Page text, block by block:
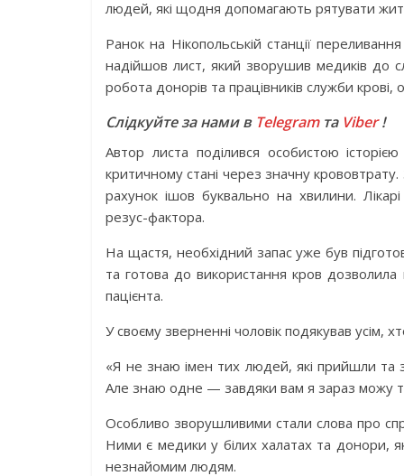
людей, які щодня допомагають рятувати
Ранок на Нікопольській станції
надійшов лист, який зворушив медиків до
робота донорів та працівників служби крові,
Слідкуйте за нами в Telegramта Viber!
Автор листа поділився особистою
критичному стані через значну
рахунок ішов буквально на хвилини.
резус-фактора.
На щастя, необхідний запас уже був
та готова до використання кров
пацієнта.
У своєму зверненні чоловік подякував усім,
«Я не знаю імен тих людей, які прийшли та
Але знаю одне — завдяки вам я зараз можу
Особливо зворушливими стали слова про
Ними є медики у білих халатах та донори,
незнайомим людям.